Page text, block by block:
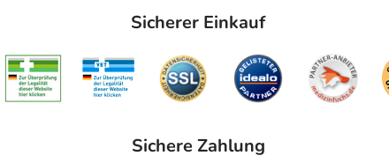
Sicherer Einkauf
Sichere Zahlung